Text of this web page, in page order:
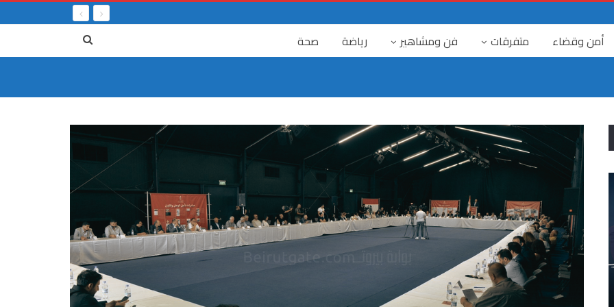
أمن وقضاء متفرقات فن ومشاهير رياضة صحة
٤ آب